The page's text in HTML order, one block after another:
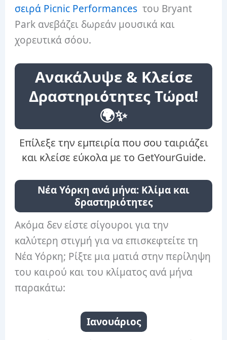
σειρά Picnic Performances του Bryant
Park ανεβάζει δωρεάν μουσικά και
χορευτικά σόου.
Ανακάλυψε & Κλείσε
Δραστηριότητες Τώρα!
🌍✨
Επίλεξε την εμπειρία που σου ταιριάζει
και κλείσε εύκολα με το GetYourGuide.
Νέα Υόρκη ανά μήνα: Κλίμα και
δραστηριότητες
Ακόμα δεν είστε σίγουροι για την
καλύτερη στιγμή για να επισκεφτείτε τη
Νέα Υόρκη; Ρίξτε μια ματιά στην περίληψη
του καιρού και του κλίματος ανά μήνα
παρακάτω:
Ιανουάριος